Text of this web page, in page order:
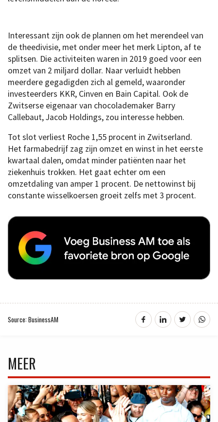
Interessant zijn ook de plannen om het merendeel van
de theedivisie, met onder meer het merk Lipton, af te
splitsen. Die activiteiten waren in 2019 goed voor een
omzet van 2 miljard dollar. Naar verluidt hebben
meerdere gegadigden zich al gemeld, waaronder
investeerders KKR, Cinven en Bain Capital. Ook de
Zwitserse eigenaar van chocolademaker Barry
Callebaut, Jacob Holdings, zou interesse hebben.
Tot slot verliest Roche 1,55 procent in Zwitserland.
Het farmabedrijf zag zijn omzet en winst in het eerste
kwartaal dalen, omdat minder patiënten naar het
ziekenhuis trokken. Het gaat echter om een
omzetdaling van amper 1 procent. De nettowinst bij
constante wisselkoersen groeit zelfs met 3 procent.
Source: BusinessAM
MEER